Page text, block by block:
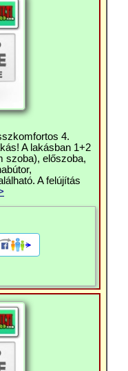
4.
A lakásban 1+2
szoba), előszoba,
A felújítás